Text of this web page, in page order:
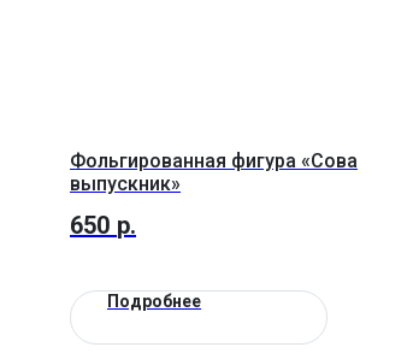
Фольгированная фигура «Сова
выпускник»
650 р.
Подробнее